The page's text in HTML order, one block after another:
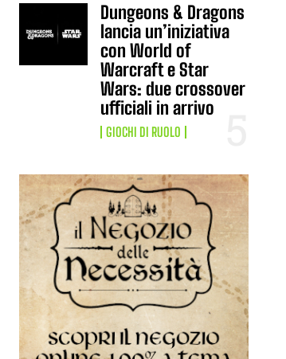
Dungeons & Dragons
lancia un’iniziativa
con World of
Warcraft e Star
Wars: due crossover
ufficiali in arrivo
GIOCHI DI RUOLO